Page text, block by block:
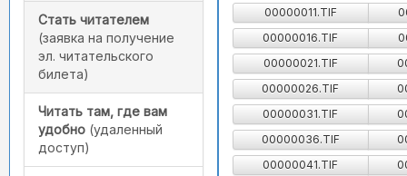
Стать читателем
(заявка на получение
эл. читательского
билета)
Читать там, где вам
удобно (удаленный
доступ)
00000011.TIF
00000016.TIF
00000021.TIF
00000026.TIF
00000031.TIF
00000036.TIF
00000041.TIF